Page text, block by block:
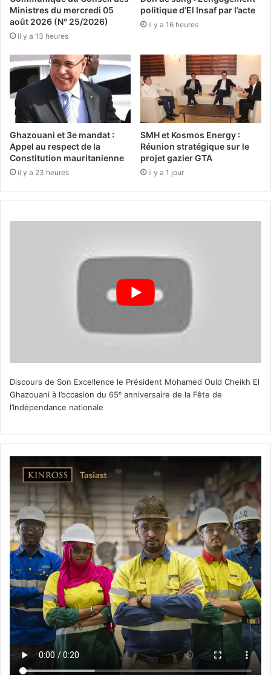
Ministres du mercredi 05
août 2026 (N° 25/2026)
il y a 13 heures
politique d’El Insaf par l’acte
il y a 16 heures
Ghazouani et 3e mandat :
Appel au respect de la
Constitution mauritanienne
il y a 23 heures
SMH et Kosmos Energy :
Réunion stratégique sur le
projet gazier GTA
il y a 1 jour
Discours de Son Excellence le Président Mohamed Ould Cheikh El
Ghazouani à l’occasion du 65ᵉ anniversaire de la Fête de
l’Indépendance nationale